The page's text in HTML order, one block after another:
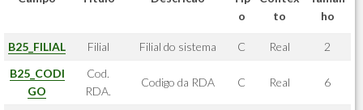
o
to
ho
B25_FILIAL Filial Filial do sistema C Real
2
B25_CODI
GO
Cod.
RDA.
Codigo da RDA C Real 6